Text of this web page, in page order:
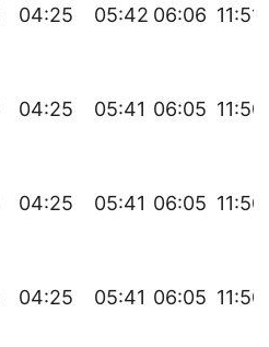
04:25 05:42 06:06 11:51
04:25 05:41 06:05 11:50
04:25 05:41 06:05 11:50
04:25 05:41 06:05 11:50